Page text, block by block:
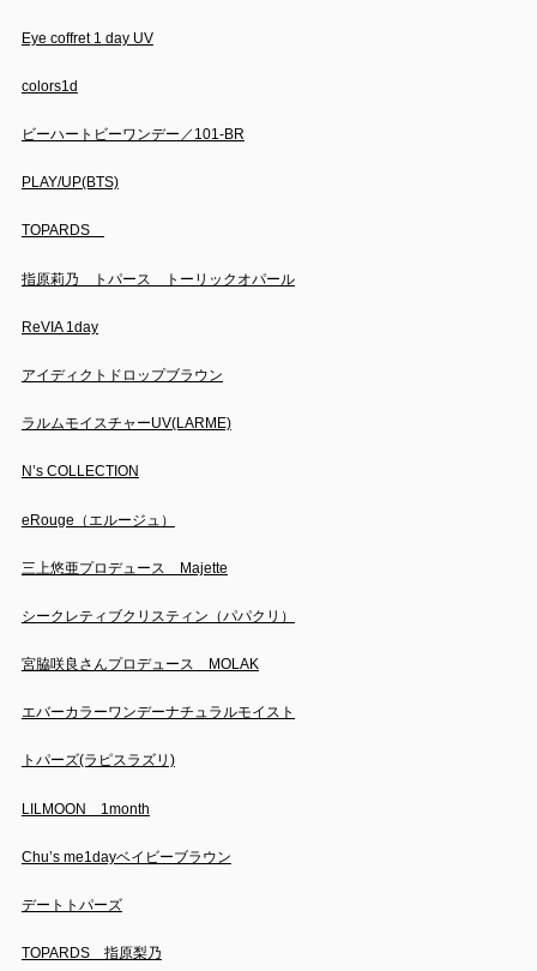
Eye coffret 1 day UV
colors1d
ビーハートビーワンデー／101-BR
PLAY/UP(BTS)
TOPARDS
指原莉乃 トパース トーリックオパール
ReVIA 1day
アイディクトドロップブラウン
ラルムモイスチャーUV(LARME)
N’s COLLECTION
eRouge（エルージュ）
三上悠亜プロデュース Majette
シークレティブクリスティン（パパクリ）
宮脇咲良さんプロデュース MOLAK
エバーカラーワンデーナチュラルモイスト
トパーズ(ラピスラズリ)
LILMOON 1month
Chu’s me1dayベイビーブラウン
デートトパーズ
TOPARDS 指原梨乃